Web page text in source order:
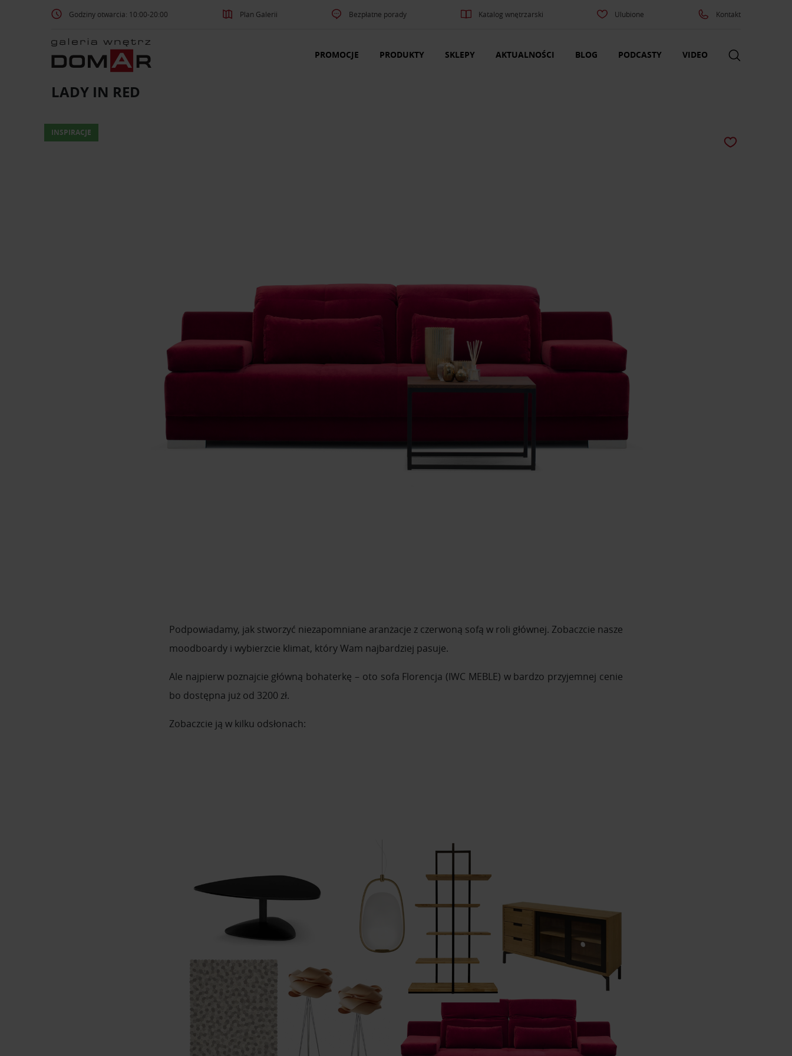
Godziny otwarcia: 10:00-20:00 Plan Galerii Bezpłatne porady Katalog wnętrzarski Ulubione Kontakt
PROMOCJE PRODUKTY SKLEPY AKTUALNOŚCI BLOG PODCASTY VIDEO
LADY IN RED
INSPIRACJE
Podpowiadamy, jak stworzyć niezapomniane aranżacje z czerwoną sofą w roli głównej. Zobaczcie nasze
moodboardy i wybierzcie klimat, który Wam najbardziej pasuje.
Ale najpierw poznajcie główną bohaterkę – oto sofa Florencja (IWC MEBLE) w bardzo przyjemnej cenie
bo dostępna już od 3200 zł.
Zobaczcie ją w kilku odsłonach: